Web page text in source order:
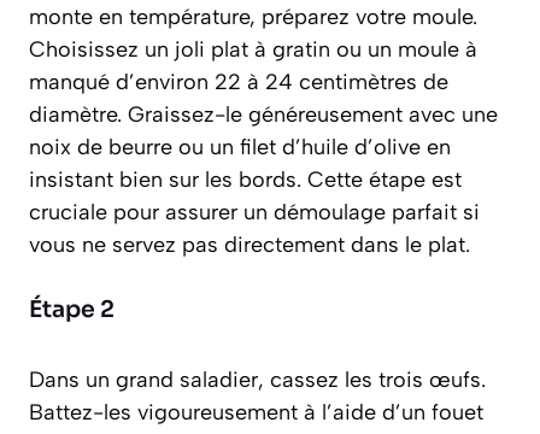
monte en température, préparez votre moule.
Choisissez un joli plat à gratin ou un moule à
manqué d’environ 22 à 24 centimètres de
diamètre. Graissez-le généreusement avec une
noix de beurre ou un filet d’huile d’olive en
insistant bien sur les bords. Cette étape est
cruciale pour assurer un démoulage parfait si
vous ne servez pas directement dans le plat.
Étape 2
Dans un grand saladier, cassez les trois œufs.
Battez-les vigoureusement à l’aide d’un fouet